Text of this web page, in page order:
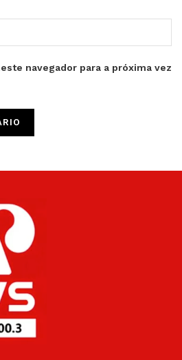
navegador para a próxima vez